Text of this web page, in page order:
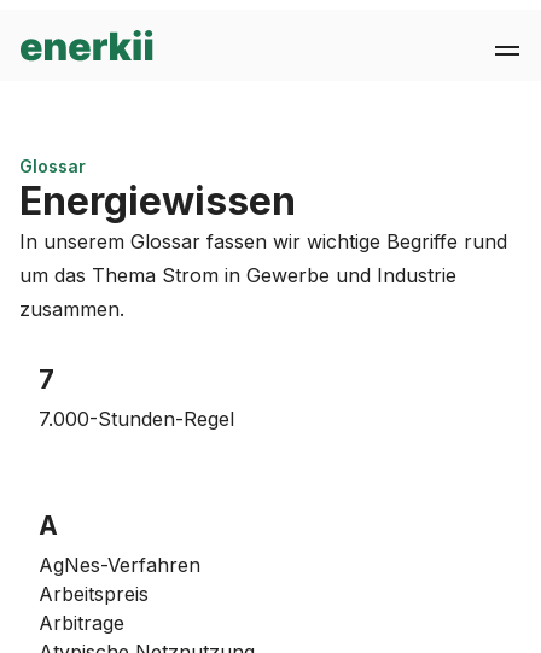
Glossar
Energiewissen
In unserem Glossar fassen wir wichtige Begriffe rund
um das Thema Strom in Gewerbe und Industrie
zusammen.
7
7.000-Stunden-Regel
A
AgNes-Verfahren
Arbeitspreis
Arbitrage